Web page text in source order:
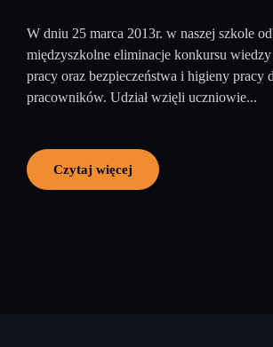
W dniu 25 marca 2013r. w naszej szkole
międzyszkolne eliminacje konkursu wiedzy
pracy oraz bezpieczeństwa i higieny pracy
pracowników. Udział wzięli uczniowie...
Czytaj więcej